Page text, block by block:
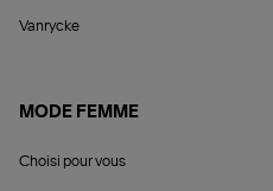
Vanrycke
MODE FEMME
Choisi pour vous